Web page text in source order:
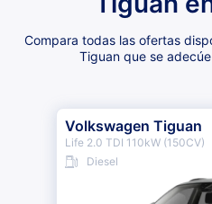
Compara todas las ofertas
Tiguan que se
Volkswagen Tiguan
Life 2.0 TDI 110kW (150CV)
Diesel